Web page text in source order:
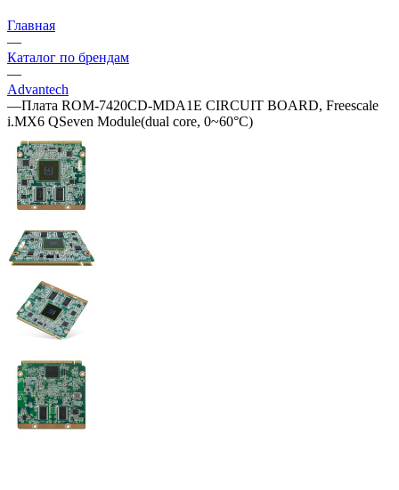
Главная
—
Каталог по брендам
—
Advantech
—Плата ROM-7420CD-MDA1E CIRCUIT BOARD, Freescale
i.MX6 QSeven Module(dual core, 0~60°C)